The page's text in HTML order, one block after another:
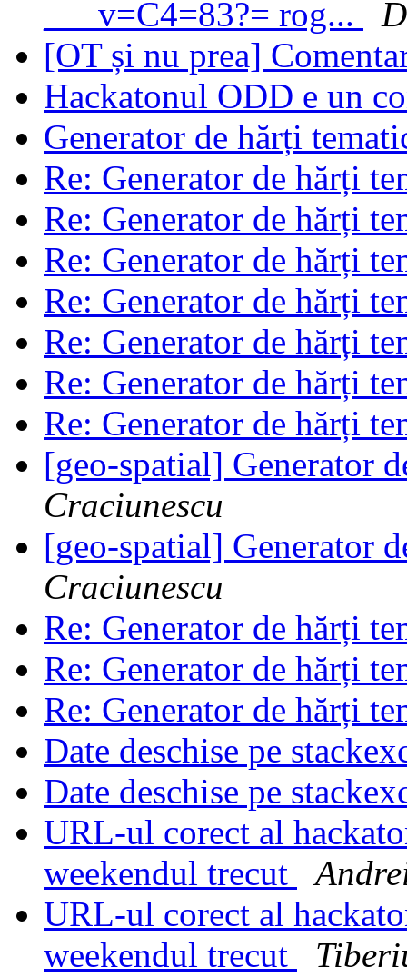
___v=C4=83?= rog...
[OT și nu prea]
Hackatonul ODD e un
Generator de hărți
Re: Generator de hărți
Re: Generator de hărți
Re: Generator de hărți
Re: Generator de hărți
Re: Generator de hărți
Re: Generator de hărți
Re: Generator de hărți
[geo-spatial] Generator
Craciunescu
[geo-spatial] Generator
Craciunescu
Re: Generator de hărți
Re: Generator de hărți
Re: Generator de hărți
Date deschise pe
Date deschise pe
URL-ul corect al
weekendul trecut
URL-ul corect al
weekendul trecut